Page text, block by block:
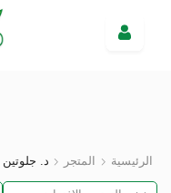
الرئيسية المتجر د. جلوتين